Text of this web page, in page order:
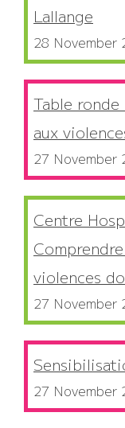
Lallange
28 November
Table
aux
27 November
Centre
violences
27 November
27 November